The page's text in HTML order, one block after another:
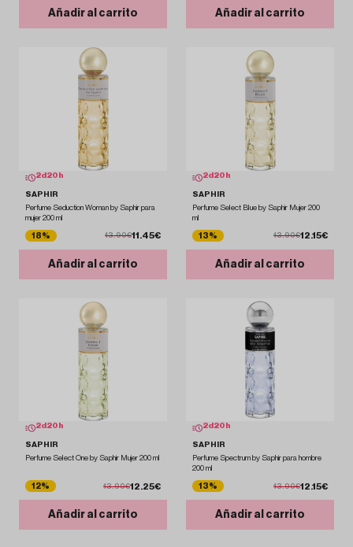
Añadir al carrito Añadir al carrito
2d 20 h
SAPHIR
Perfume Seduction Woman by Saphir para
mujer 200 ml
18% 13.90€11.45€
Añadir al carrito
2d 20 h
SAPHIR
Perfume Select Blue by Saphir Mujer 200
ml
13% 13.90€12.15€
Añadir al carrito
2d 20 h
SAPHIR
Perfume Select One by Saphir Mujer 200 ml
12% 13.90€12.25€
Añadir al carrito
2d 20 h
SAPHIR
Perfume Spectrum by Saphir para hombre
200 ml
13% 13.90€12.15€
Añadir al carrito